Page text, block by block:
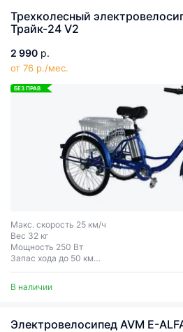
Трехколесный
Трайк-24 V2
2 990 р.
от 76 р./мес.
БЕЗ ПРАВ
Макс. скорость 25 км/ч
Вес 32 кг
Мощность 250 Вт
Запас хода до 50 км
Макс. нагрузка 150 кг
В наличии
Электровелосипед AVM E-